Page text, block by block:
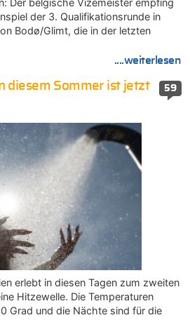
Der belgische Vizemeister empfing
der 3. Qualifikationsrunde in
Bodø/Glimt, die in der letzten
....weiterlesen
59
diesem Sommer ist jetzt
erlebt in diesen Tagen zum zweiten
Hitzewelle. Die Temperaturen
Grad und die Nächte sind für die